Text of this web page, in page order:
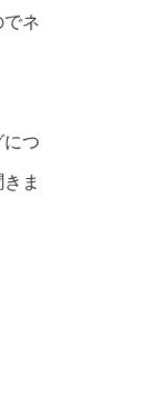
ネ
つ
ま